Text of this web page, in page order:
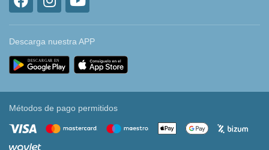
Descarga nuestra APP
Métodos de pago permitidos